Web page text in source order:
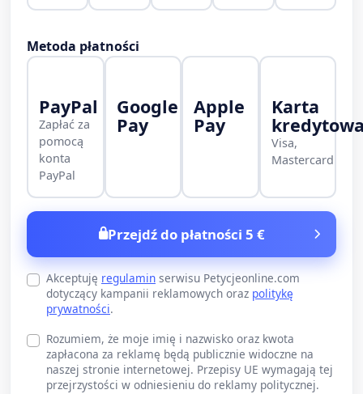
Metoda płatności
PayPal
Zapłać za
pomocą
konta
PayPal
Google
Pay
Apple
Pay
Karta
Visa,
Mastercard
Przejdź do płatności 5 €
Akceptuję regulamin serwisu Petycjeonline.com
dotyczący kampanii reklamowych oraz politykę
prywatności.
Rozumiem, że moje imię i nazwisko oraz kwota
zapłacona za reklamę będą publicznie widoczne na
naszej stronie internetowej. Przepisy UE wymagają tej
przejrzystości w odniesieniu do reklamy politycznej.